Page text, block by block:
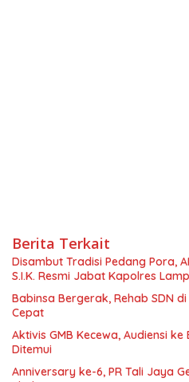
Berita Terkait
Disambut Tradisi Pedang Pora,
S.I.K. Resmi Jabat Kapolres
Babinsa Bergerak, Rehab SDN
Cepat
Aktivis GMB Kecewa, Audiensi
Ditemui
Anniversary ke-6, PR Tali Jaya